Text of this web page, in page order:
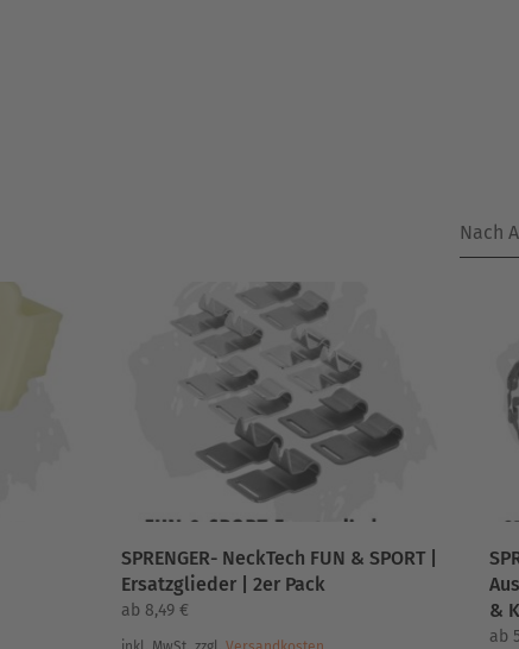
SPRENGER- NeckTech FUN & SPORT |
Ersatzglieder | 2er Pack
ab 8,49 €
&
ab